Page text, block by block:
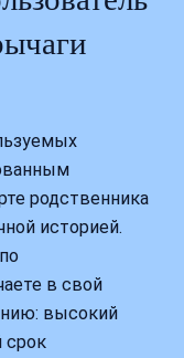
родственника
историей.
в свой
высокий
срок